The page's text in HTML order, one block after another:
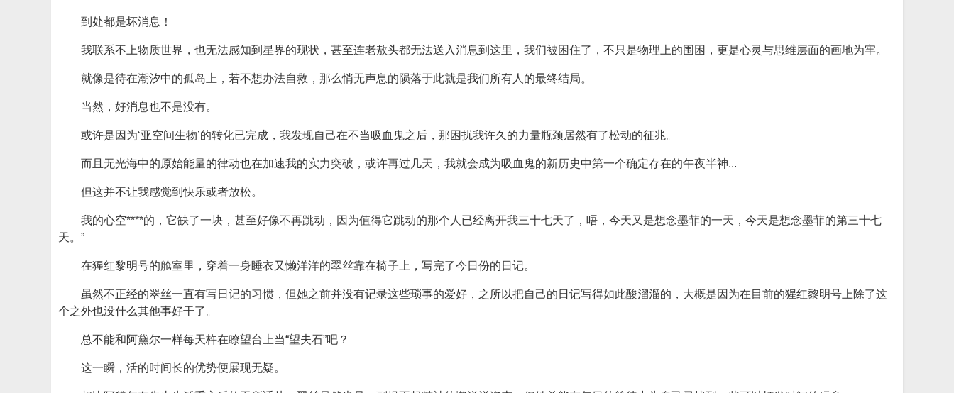
到处都是坏消息！
我联系不上物质世界，也无法感知到星界的现状，甚至连老敖头都无法送入消息到这里，我们被困住了，不只是物理上的围困，更是心灵与思维层面的画地为牢。
就像是待在潮汐中的孤岛上，若不想办法自救，那么悄无声息的陨落于此就是我们所有人的最终结局。
当然，好消息也不是没有。
或许是因为‘亚空间生物’的转化已完成，我发现自己在不当吸血鬼之后，那困扰我许久的力量瓶颈居然有了松动的征兆。
而且无光海中的原始能量的律动也在加速我的实力突破，或许再过几天，我就会成为吸血鬼的新历史中第一个确定存在的午夜半神...
但这并不让我感觉到快乐或者放松。
我的心空****的，它缺了一块，甚至好像不再跳动，因为值得它跳动的那个人已经离开我三十七天了，唔，今天又是想念墨菲的一天，今天是想念墨菲的第三十七
天。”
在猩红黎明号的舱室里，穿着一身睡衣又懒洋洋的翠丝靠在椅子上，写完了今日份的日记。
虽然不正经的翠丝一直有写日记的习惯，但她之前并没有记录这些琐事的爱好，之所以把自己的日记写得如此酸溜溜的，大概是因为在目前的猩红黎明号上除了这
个之外也没什么其他事好干了。
总不能和阿黛尔一样每天杵在瞭望台上当“望夫石”吧？
这一瞬，活的时间长的优势便展现无疑。